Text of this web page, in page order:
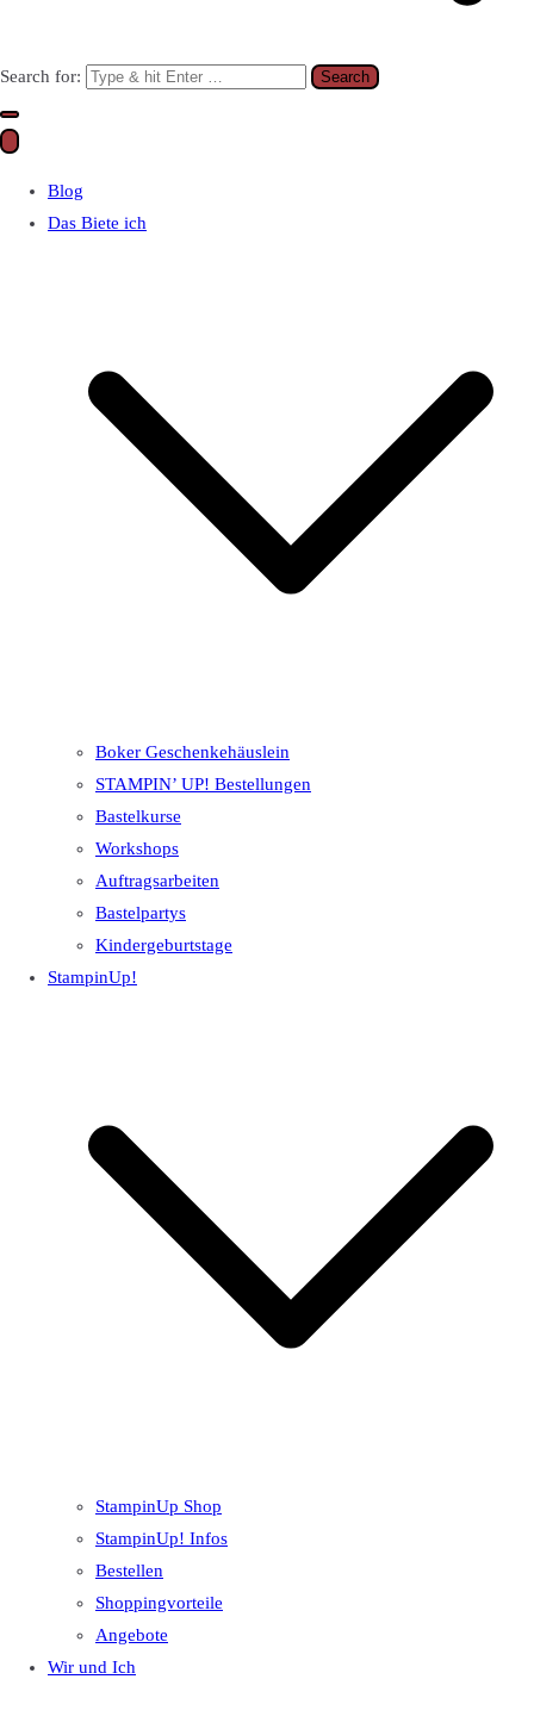
Search for:
Blog
Das Biete ich
Boker Geschenkehäuslein
STAMPIN’ UP! Bestellungen
Bastelkurse
Workshops
Auftragsarbeiten
Bastelpartys
Kindergeburtstage
StampinUp!
StampinUp Shop
StampinUp! Infos
Bestellen
Shoppingvorteile
Angebote
Wir und Ich